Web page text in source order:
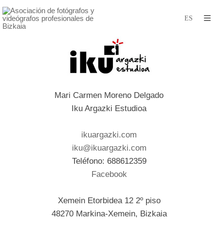
Mari Carmen Moreno Delgado
Iku Argazki Estudioa
ikuargazki.com
iku@ikuargazki.com
Teléfono: 688612359
Facebook
Xemein Etorbidea 12 2º piso
48270 Markina-Xemein, Bizkaia